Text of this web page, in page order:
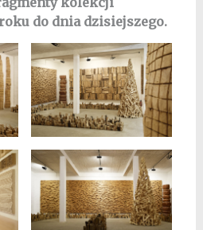
do dnia dzisiejszego.